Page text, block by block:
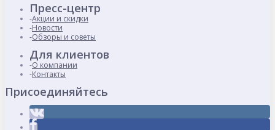
Пресс-центр
Акции и скидки
Новости
Обзоры и советы
Для клиентов
О компании
Контакты
Присоединяйтесь